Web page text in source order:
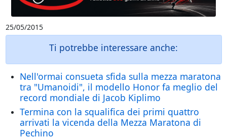
25/05/2015
Ti potrebbe interessare anche:
Nell'ormai consueta sfida sulla mezza maratona
tra "Umanoidi", il modello Honor fa meglio del
record mondiale di Jacob Kiplimo
Termina con la squalifica dei primi quattro
arrivati la vicenda della Mezza Maratona di
Pechino